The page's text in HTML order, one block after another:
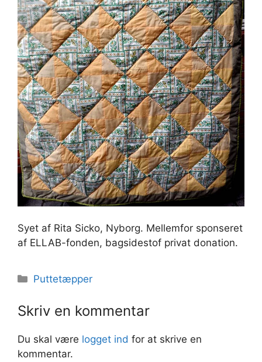
Syet af Rita Sicko, Nyborg. Mellemfor sponseret
af ELLAB-fonden, bagsidestof privat donation.
Kategorier
Puttetæpper
Skriv en kommentar
Du skal være logget ind for at skrive en
kommentar.